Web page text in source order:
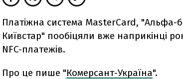
Платіжна система MasterCard, "Альфа-
Київстар" пообіцяли вже наприкінці
NFC-платежів.
Про це пише "Комерсант-Україна".